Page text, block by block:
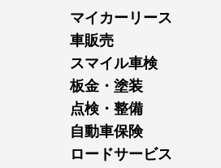
マイカーリース
車販売
スマイル車検
板金・塗装
点検・整備
自動車保険
ロードサービス